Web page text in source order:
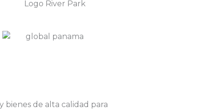
bienes de alta calidad para